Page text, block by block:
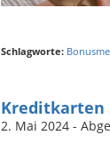
Schlagworte:
Kreditkarten
2. Mai 2024 -